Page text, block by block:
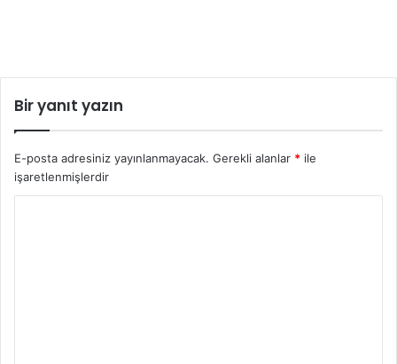
Bir yanıt yazın
E-posta adresiniz yayınlanmayacak. Gerekli alanlar * ile
işaretlenmişlerdir